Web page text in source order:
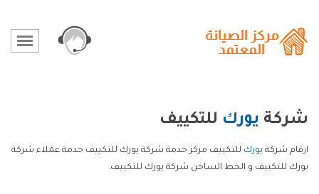
شركة يورك للتكييف
ارقام شركة يورك للتكييف مركز خدمة شركة يورك للتكييف خدمة عملاء شركة
يورك للتكييف و الخط الساخن شركة يورك للتكييف.